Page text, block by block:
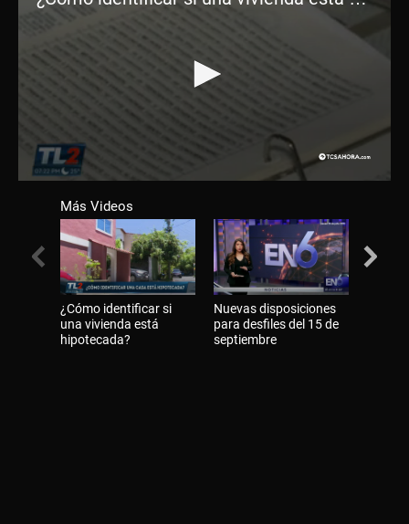
0
seconds
minutes,
12
seconds
Más Videos
¿Cómo identificar si
una vivienda está
hipotecada?
Nuevas disposiciones
para desfiles del 15 de
septiembre